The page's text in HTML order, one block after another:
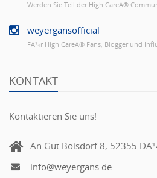
Werden Sie Teil der High CareÂ®
weyergansofficial
FÃ¼r High CareÂ® Fans, Blogger und
KONTAKT
Kontaktieren Sie uns!
An Gut Boisdorf 8, 52355
info@weyergans.de